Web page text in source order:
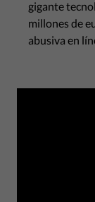
gigante
millones de
abusiva en